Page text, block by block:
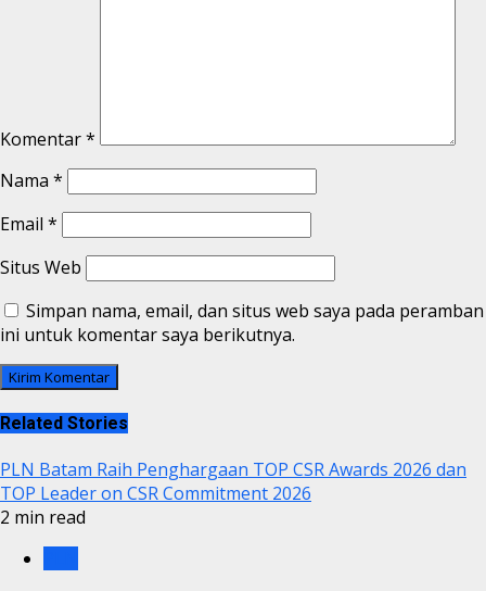
Komentar*
Nama *
Email *
Situs Web
Simpan nama, email, dan situs web saya pada peramban
ini untuk komentar saya berikutnya.
Related Stories
PLN Batam Raih Penghargaan TOP CSR Awards 2026 dan
TOP Leader on CSR Commitment 2026
2 min read